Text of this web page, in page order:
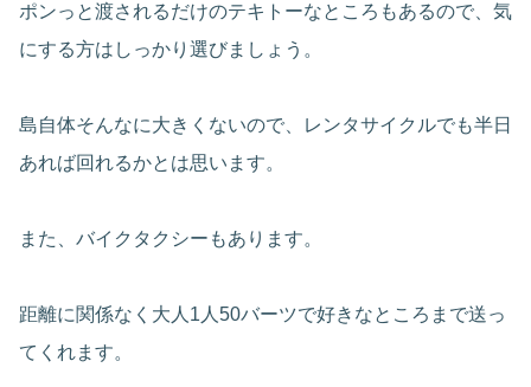
ポンっと渡されるだけのテキトーなところもあるので、気
にする方はしっかり選びましょう。
島自体そんなに大きくないので、レンタサイクルでも半日
あれば回れるかとは思います。
また、バイクタクシーもあります。
距離に関係なく大人1人50バーツで好きなところまで送っ
てくれます。